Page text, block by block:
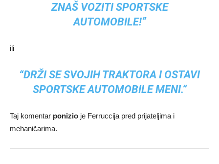
ZNAŠ VOZITI SPORTSKE
AUTOMOBILE!”
ili
“DRŽI SE SVOJIH TRAKTORA I OSTAVI
SPORTSKE AUTOMOBILE MENI.”
Taj komentar ponizio je Ferruccija pred prijateljima i
mehaničarima.